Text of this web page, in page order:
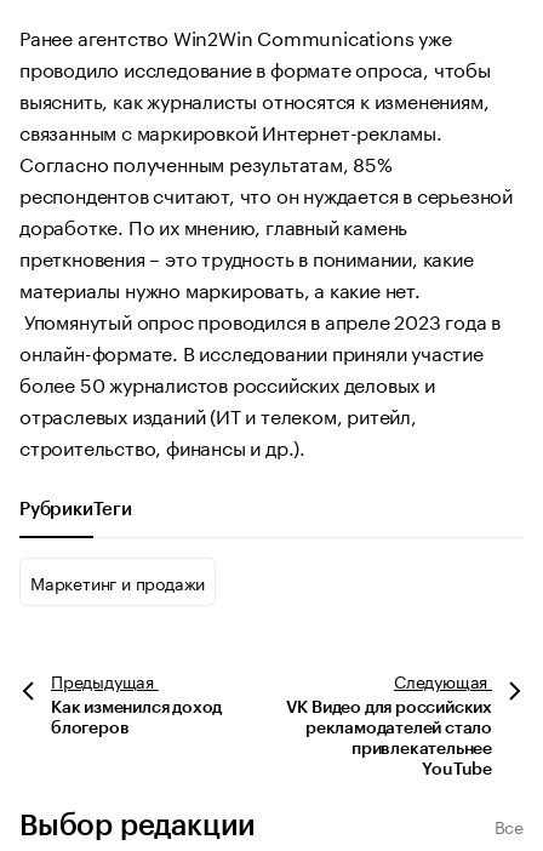
Ранее агентство Win2Win Communications уже
проводило исследование в формате опроса, чтобы
выяснить, как журналисты относятся к изменениям,
связанным с маркировкой Интернет-рекламы.
Согласно полученным результатам, 85%
респондентов считают, что он нуждается в серьезной
доработке. По их мнению, главный камень
преткновения – это трудность в понимании, какие
материалы нужно маркировать, а какие нет.
Упомянутый опрос проводился в апреле 2023 года в
онлайн-формате. В исследовании приняли участие
более 50 журналистов российских деловых и
отраслевых изданий (ИТ и телеком, ритейл,
строительство, финансы и др.).
Рубрики Теги
Маркетинг и продажи
Предыдущая
Как изменился доход
блогеров
Следующая
VK Видео для российских
рекламодателей стало
привлекательнее
YouTube
Выбор редакции Все